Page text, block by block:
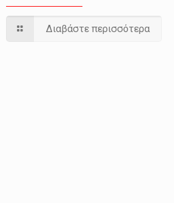
Διαβάστε περισσότερα